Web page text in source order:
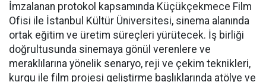
İmzalanan protokol kapsamında Küçükçekmece Film
Ofisi ile İstanbul Kültür Üniversitesi, sinema alanında
ortak eğitim ve üretim süreçleri yürütecek. İş birliği
doğrultusunda sinemaya gönül verenlere ve
meraklılarına yönelik senaryo, reji ve çekim teknikleri,
kurgu ile film projesi geliştirme başlıklarında atölye ve